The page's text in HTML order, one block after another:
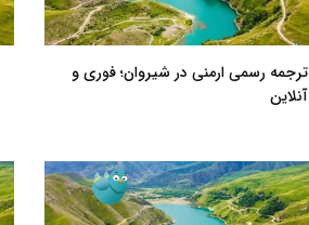
ترجمه رسمی ارمنی در شیروان؛ فوری و
آنلاین